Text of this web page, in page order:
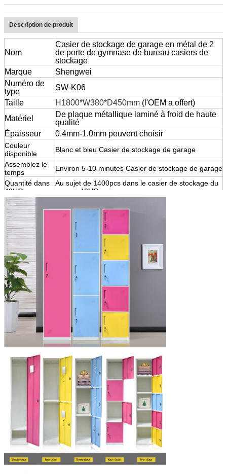
Description de produit
Nom
Casier de stockage de garage en métal de 2
de porte de gymnase de bureau casiers de
stockage
Marque
Shengwei
Numéro de
type
SW-K06
Taille
H1800*W380*D450mm (l'OEM a offert)
Matériel
De plaque métallique laminé à froid de haute
qualité
Épaisseur
0.4mm-1.0mm peuvent choisir
Couleur
disponible
Blanc et bleu Casier de stockage de garage
Assemblez le
temps
Environ 5-10 minutes Casier de stockage de garage
Quantité dans
40HQ
Au sujet de 1400pcs dans le casier de stockage du
garage 40HQ
Délai
d'exécution
MOQ 60pcs, ordre d'échantillon acceptent
casiers
Conditions de
paiement
T/T, union occidentale, gramme d'argent
Termes
commerciaux :
EXW, GOUSSET, CAF, C&F dans habituel, ou
comme besoin